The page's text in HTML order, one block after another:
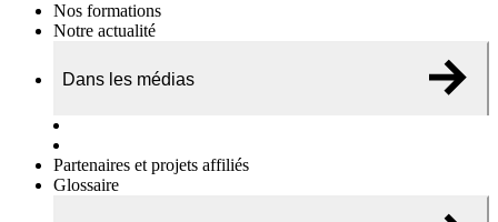
Nos formations
Notre actualité
Dans les médias
Partenaires et projets affiliés
Glossaire